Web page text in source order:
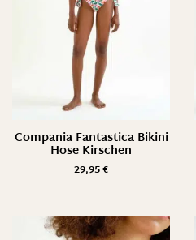
Compania Fantastica Bikini
Hose Kirschen
29,95€